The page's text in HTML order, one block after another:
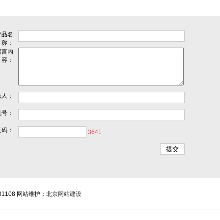
品名
称：
言内
容：
：
：
： 3641
网站维护： 北京网站建设